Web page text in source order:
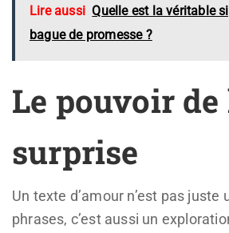
Lire aussi Quelle est la véritable
bague de promesse ?
Le pouvoir de
surprise
Un texte d’amour n’est pas juste
phrases, c’est aussi un